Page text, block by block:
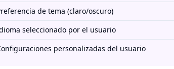
de tema (claro/oscuro)
seleccionado por el usuario
personalizadas del usuario